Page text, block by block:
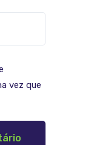
vez que